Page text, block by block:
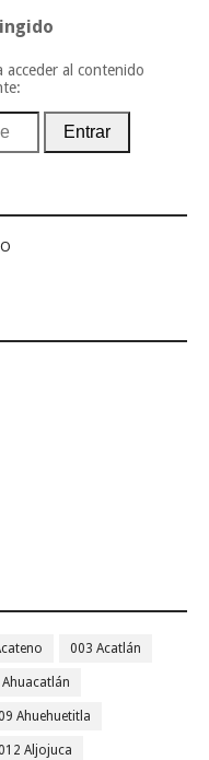
al contenido
Entrar
003 Acatlán
Ahuehuetitla
Aljojuca